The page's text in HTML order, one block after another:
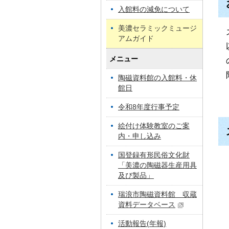
入館料の減免について
美濃セラミックミュージ
アムガイド
メニュー
陶磁資料館の入館料・休
館日
令和8年度行事予定
絵付け体験教室のご案
内・申し込み
国登録有形民俗文化財
「美濃の陶磁器生産用具
及び製品」
瑞浪市陶磁資料館 収蔵
資料データベース
活動報告(年報)